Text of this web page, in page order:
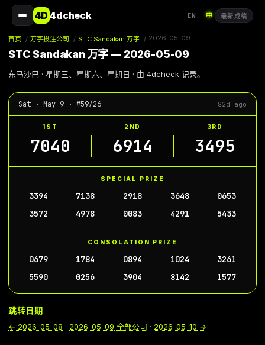
4D4dcheck EN 中 最新成绩
首页 / 万字投注公司 / STC Sandakan 万字 / 2026-05-09
STC Sandakan 万字 — 2026-05-09
东马沙巴 · 星期三、星期六、星期日 · 由 4dcheck 记录。
Sat · May 9 · #59/26 82d ago
1ST 2ND 3RD
7040 6914 3495
SPECIAL PRIZE
3394 7138 2918 3648
0653
3572
4978 0083 4291 5433
CONSOLATION PRIZE
0679 1784 0894 1024
3261
5590
0256 3904 8142 1577
跳转日期
← 2026-05-08 · 2026-05-09 全部公司 · 2026-05-10 →